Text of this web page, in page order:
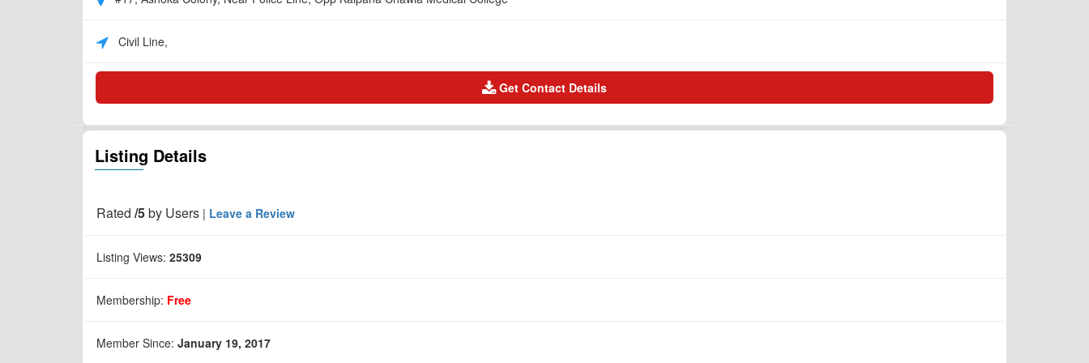
Civil Line,
Get Contact Details
Listing Details
Rated /5by Users | Leave a Review
Listing Views: 25309
Membership: Free
Member Since: January 19, 2017